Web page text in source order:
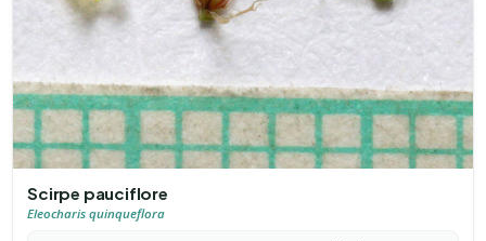
Scirpe pauciflore
Eleocharis quinqueflora